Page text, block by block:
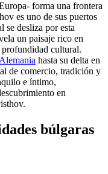
forma una frontera
es uno de sus puertos
se desliza por esta
un paisaje rico en
cultural.
Alemania hasta su delta en
de comercio, tradición y
e íntimo,
en
búlgaras